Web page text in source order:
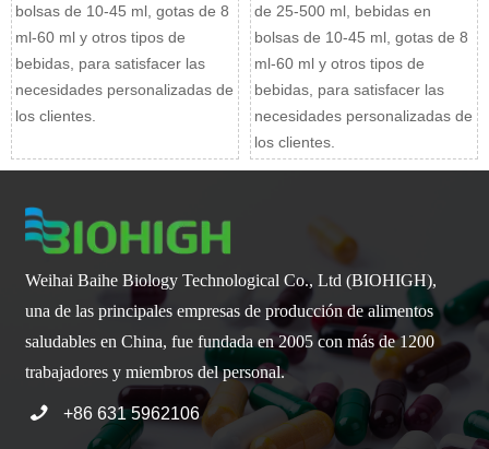
bolsas de 10-45 ml, gotas de 8
ml-60 ml y otros tipos de
bebidas, para satisfacer las
necesidades personalizadas de
los clientes.
de 25-500 ml, bebidas en
bolsas de 10-45 ml, gotas de 8
ml-60 ml y otros tipos de
bebidas, para satisfacer las
necesidades personalizadas de
los clientes.
Weihai Baihe Biology Technological Co., Ltd (BIOHIGH),
una de las principales empresas de producción de alimentos
saludables en China, fue fundada en 2005 con más de 1200
trabajadores y miembros del personal.
 +86 631 5962106